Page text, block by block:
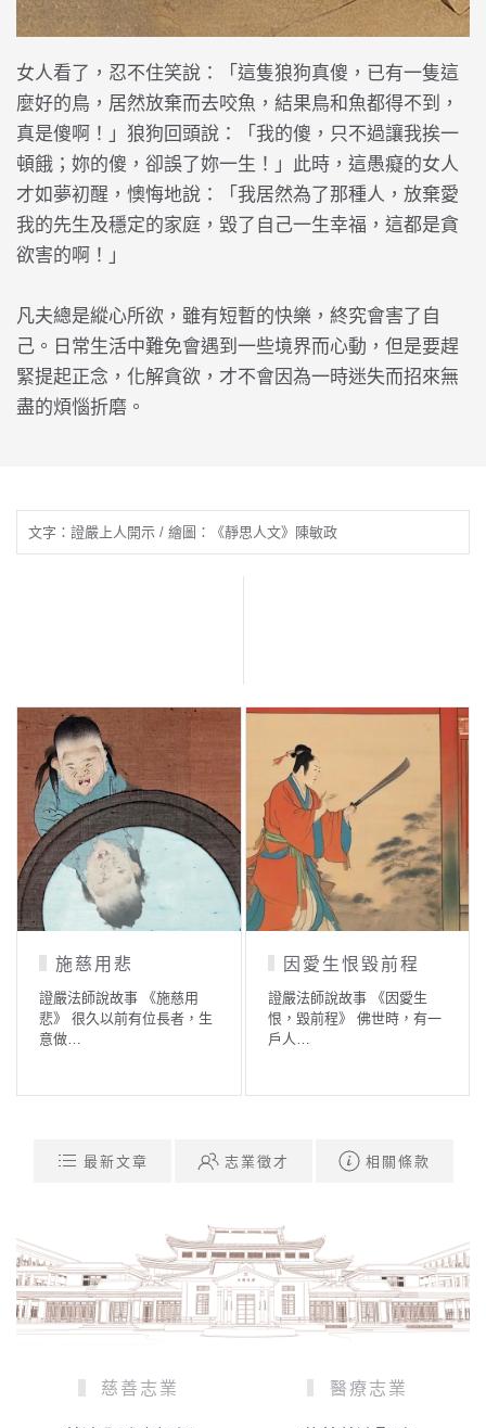
女人看了，忍不住笑說：「這隻狼狗真傻，已有一隻這
麼好的鳥，居然放棄而去咬魚，結果鳥和魚都得不到，
真是傻啊！」狼狗回頭說：「我的傻，只不過讓我挨一
頓餓；妳的傻，卻誤了妳一生！」此時，這愚癡的女人
才如夢初醒，懊悔地說：「我居然為了那種人，放棄愛
我的先生及穩定的家庭，毀了自己一生幸福，這都是貪
欲害的啊！」
凡夫總是縱心所欲，雖有短暫的快樂，終究會害了自
己。日常生活中難免會遇到一些境界而心動，但是要趕
緊提起正念，化解貪欲，才不會因為一時迷失而招來無
盡的煩惱折磨。
文字：證嚴上人開示 / 繪圖：《靜思人文》陳敏政
生恨毀前程
說故事 《因愛生
程》 佛世時，有一
「不飲酒戒」的由
來
證嚴法師說故事 《「不飲酒
戒」的由來》 學佛要懂得把
證嚴法師說
童求延壽
最新文章 志業徵才 相關條款
慈善志業 醫療志業